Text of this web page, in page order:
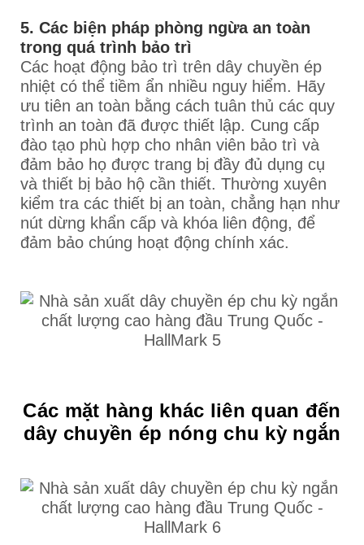
5. Các biện pháp phòng ngừa an toàn
trong quá trình bảo trì
Các hoạt động bảo trì trên dây chuyền ép
nhiệt có thể tiềm ẩn nhiều nguy hiểm. Hãy
ưu tiên an toàn bằng cách tuân thủ các quy
trình an toàn đã được thiết lập. Cung cấp
đào tạo phù hợp cho nhân viên bảo trì và
đảm bảo họ được trang bị đầy đủ dụng cụ
và thiết bị bảo hộ cần thiết. Thường xuyên
kiểm tra các thiết bị an toàn, chẳng hạn như
nút dừng khẩn cấp và khóa liên động, để
đảm bảo chúng hoạt động chính xác.
Các mặt hàng khác liên quan đến
dây chuyền ép nóng chu kỳ ngắn